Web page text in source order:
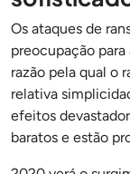
Os ataques de
preocupação
razão pela qual o
relativa
efeitos
baratos e estão